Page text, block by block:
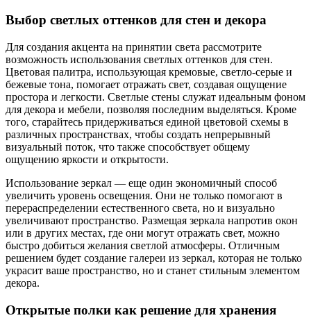
Выбор светлых оттенков для стен и декора
Для создания акцента на принятии света рассмотрите
возможность использования светлых оттенков для стен.
Цветовая палитра, использующая кремовые, светло-серые и
бежевые тона, помогает отражать свет, создавая ощущение
простора и легкости. Светлые стены служат идеальным фоном
для декора и мебели, позволяя последним выделяться. Кроме
того, старайтесь придерживаться единой цветовой схемы в
различных пространствах, чтобы создать непрерывный
визуальный поток, что также способствует общему
ощущению яркости и открытости.
Использование зеркал — еще один экономичный способ
увеличить уровень освещения. Они не только помогают в
перераспределении естественного света, но и визуально
увеличивают пространство. Размещая зеркала напротив окон
или в других местах, где они могут отражать свет, можно
быстро добиться желания светлой атмосферы. Отличным
решением будет создание галереи из зеркал, которая не только
украсит ваше пространство, но и станет стильным элементом
декора.
Открытые полки как решение для хранения